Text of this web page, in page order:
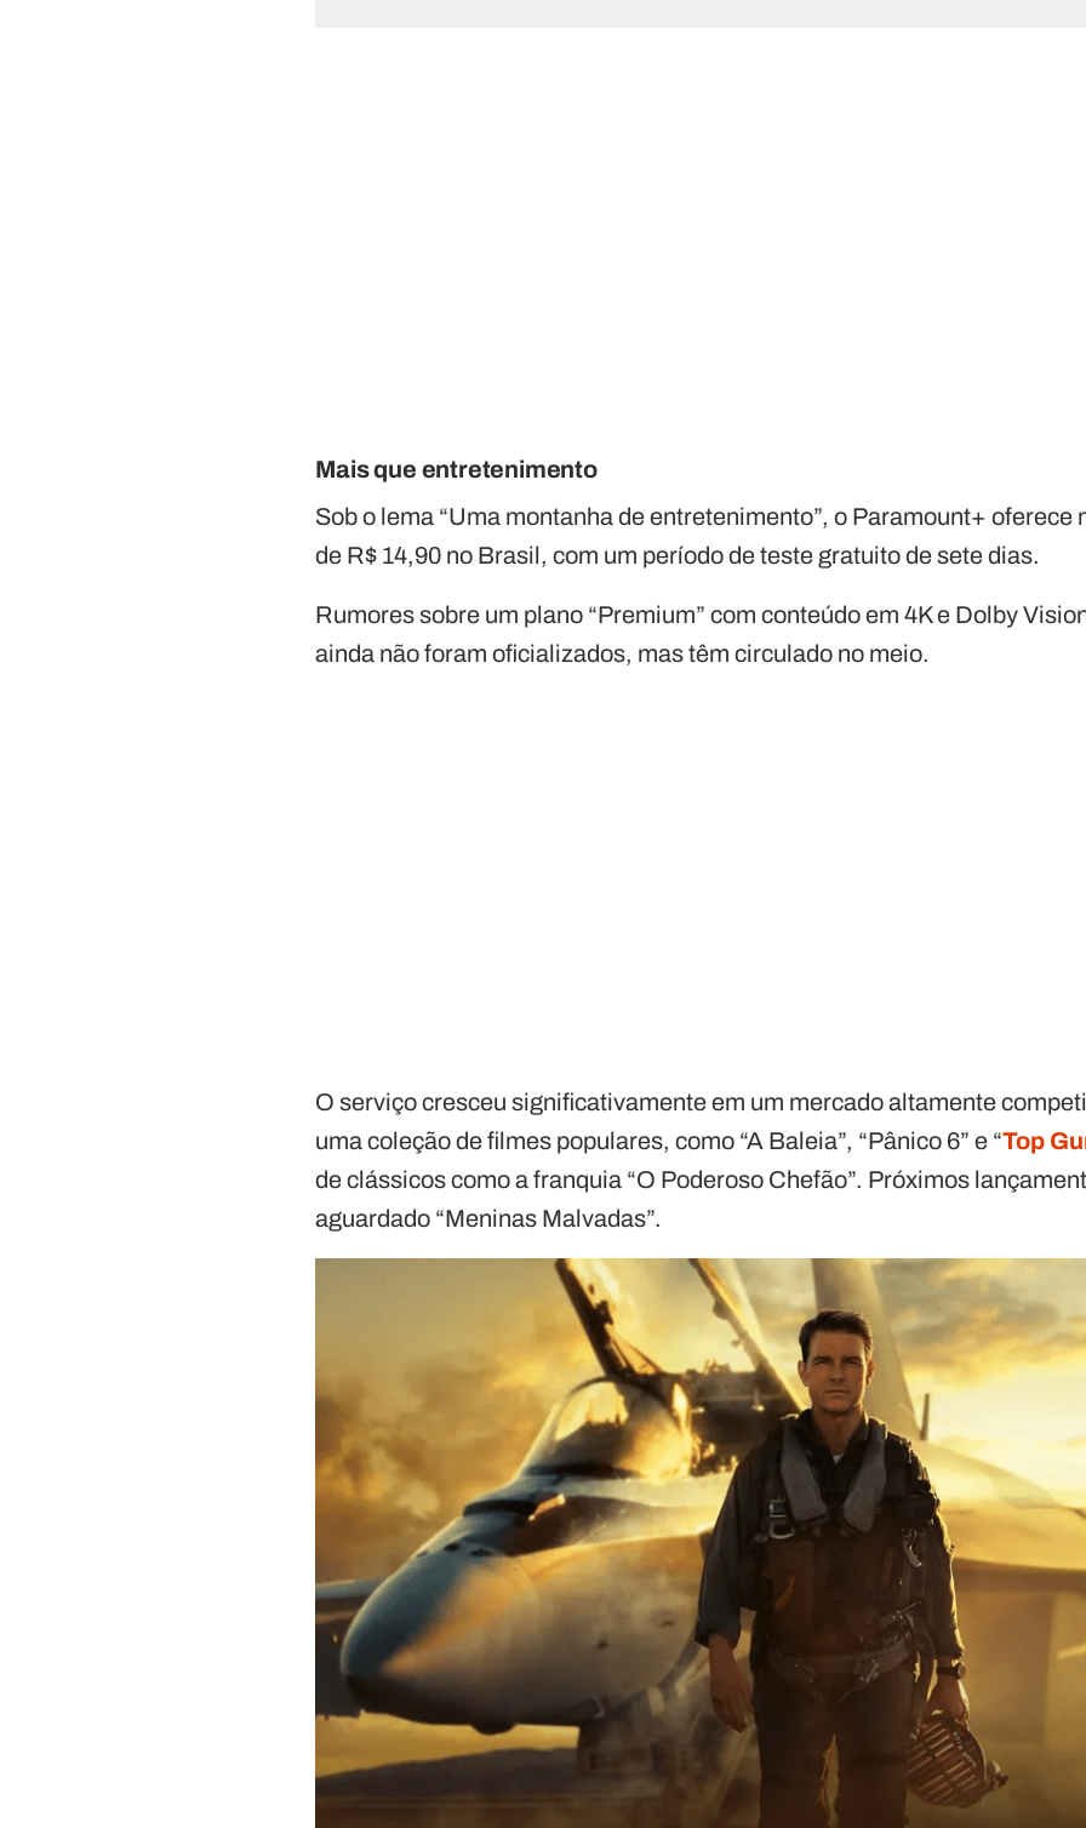
Mais que entretenimento
Sob o lema “Uma montanha de entretenimento”, o Paramount+ oferece
de R$ 14,90 no Brasil, com um período de teste gratuito de sete dias.
Rumores sobre um plano “Premium” com conteúdo em 4K e Dolby
ainda não foram oficializados, mas têm circulado no meio.
O serviço cresceu significativamente em um mercado altamente
uma coleção de filmes populares, como “A Baleia”, “Pânico 6” e “Top
de clássicos como a franquia “O Poderoso Chefão”. Próximos
aguardado “Meninas Malvadas”.